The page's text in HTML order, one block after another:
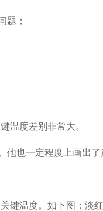
题；
温度差别非常大。
他也一定程度上画出了
温度。如下图：淡